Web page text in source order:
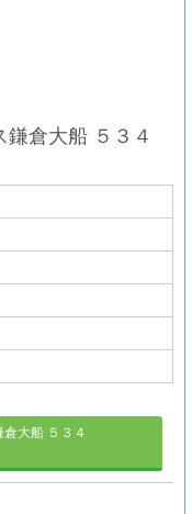
倉大船 ５３４
大船 ５３４